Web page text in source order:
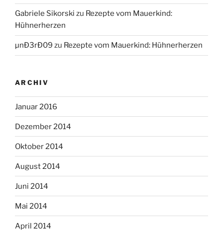
Gabriele Sikorski zu Rezepte vom Mauerkind:
Hühnerherzen
µnÐ3rÐ09 zu Rezepte vom Mauerkind: Hühnerherzen
ARCHIV
Januar 2016
Dezember 2014
Oktober 2014
August 2014
Juni 2014
Mai 2014
April 2014